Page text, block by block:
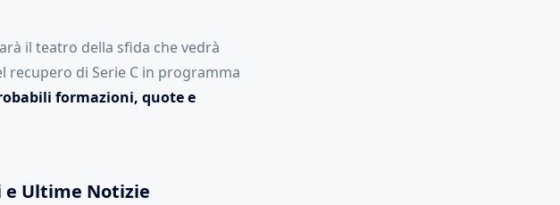
il teatro della sfida che vedrà
recupero di Serie C in programma
formazioni, quote e
e Ultime Notizie